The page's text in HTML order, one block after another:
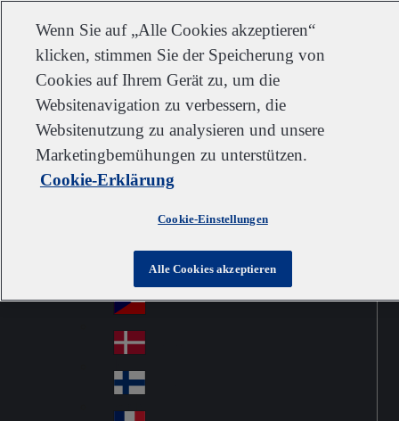
Go to home
Jump to navigation
Jump to content
Contact
Kundendienst Kontakt Newsletter Karriere Lieferanten
Austria
Au
str
ali
a
Australia
Au
stri Brazil
Ca
da
Canada
Ch
ina
中国大陆
Cz
ec
h
Česko
De
nm
ark
Fin
Wenn Sie auf „Alle Cookies akzeptieren“
klicken, stimmen Sie der Speicherung von
Cookies auf Ihrem Gerät zu, um die
Websitenavigation zu verbessern, die
Websitenutzung zu analysieren und unsere
Marketingbemühungen zu unterstützen.
Cookie-Erklärung
Cookie-Einstellungen
Alle Cookies akzeptieren